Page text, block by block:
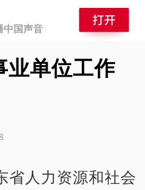
中国声音
业单位工作
省人力资源和社会